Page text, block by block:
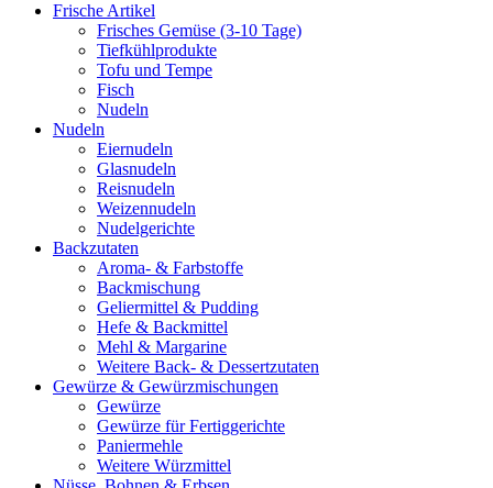
Frische Artikel
Frisches Gemüse (3-10 Tage)
Tiefkühlprodukte
Tofu und Tempe
Fisch
Nudeln
Nudeln
Eiernudeln
Glasnudeln
Reisnudeln
Weizennudeln
Nudelgerichte
Backzutaten
Aroma- & Farbstoffe
Backmischung
Geliermittel & Pudding
Hefe & Backmittel
Mehl & Margarine
Weitere Back- & Dessertzutaten
Gewürze & Gewürzmischungen
Gewürze
Gewürze für Fertiggerichte
Paniermehle
Weitere Würzmittel